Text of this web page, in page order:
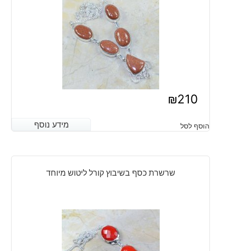
₪210
מידע נוסף הוסף לסל מידע נוסף
שרשרת כסף בשיבוץ קורל ליטוש מיוחד